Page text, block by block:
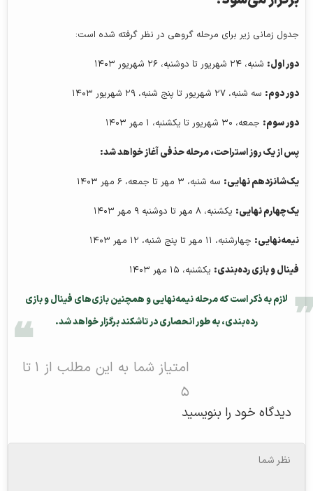
جدول زمانی زیر برای مرحله گروهی در نظر گرفته شده است:
دور اول: شنبه، ۲۴ شهریور تا دوشنبه، ۲۶ شهریور ۱۴۰۳
دور دوم: سه شنبه، ۲۷ شهریور تا پنج شنبه، ۲۹ شهریور ۱۴۰۳
دور سوم: جمعه، ۳۰ شهریور تا یکشنبه، ۱ مهر ۱۴۰۳
پس از یک روز استراحت، مرحله حذفی آغاز خواهد شد:
یک‌شانزدهم نهایی: سه شنبه، ۳ مهر تا جمعه، ۶ مهر ۱۴۰۳
یک‌چهارم نهایی: یکشنبه، ۸ مهر تا دوشنبه ۹ مهر ۱۴۰۳
نیمه‌نهایی: چهارشنبه، ۱۱ مهر تا پنج شنبه، ۱۲ مهر ۱۴۰۳
فینال و بازی رده‌بندی: یکشنبه، ۱۵ مهر ۱۴۰۳
لازم به ذکر است که مرحله نیمه‌نهایی و همچنین بازی‌های فینال و بازی
رده‌بندی، به طور انحصاری در تاشکند برگزار خواهد شد.
امتیاز شما به این مطلب از ۱ تا
۵
دیدگاه خود را بنویسید